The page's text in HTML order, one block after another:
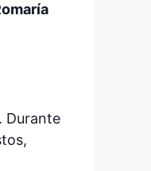
Durante